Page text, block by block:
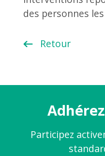
des personnes
Retour
Participez